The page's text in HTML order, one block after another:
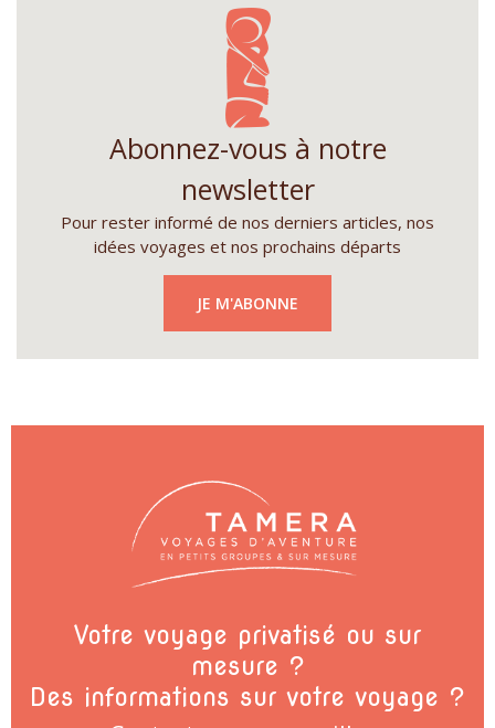
Abonnez-vous à notre
newsletter
Pour rester informé de nos derniers articles, nos
idées voyages et nos prochains départs
JE M'ABONNE
Votre voyage privatisé ou sur
mesure ?
Des informations sur votre voyage ?